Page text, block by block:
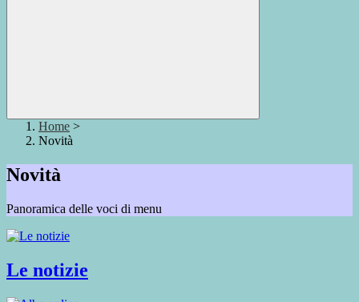
Home >
Novità
Novità
Panoramica delle voci di menu
Le notizie